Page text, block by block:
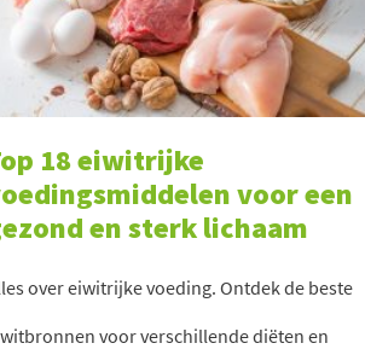
18 eiwitrijke
voor een
en sterk lichaam
over eiwitrijke voeding. Ontdek de beste
voor verschillende diëten en